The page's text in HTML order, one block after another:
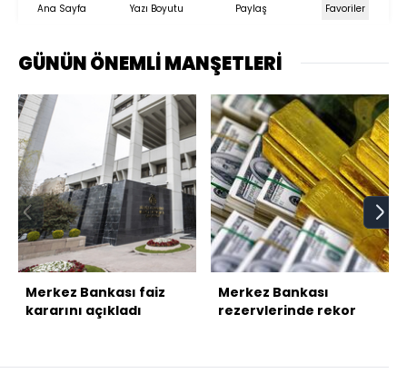
Ana Sayfa Yazı Boyutu Paylaş Favoriler
GÜNÜN ÖNEMLİ MANŞETLERİ
Merkez Bankası faiz
kararını açıkladı
Merkez Bankası
rezervlerinde rekor